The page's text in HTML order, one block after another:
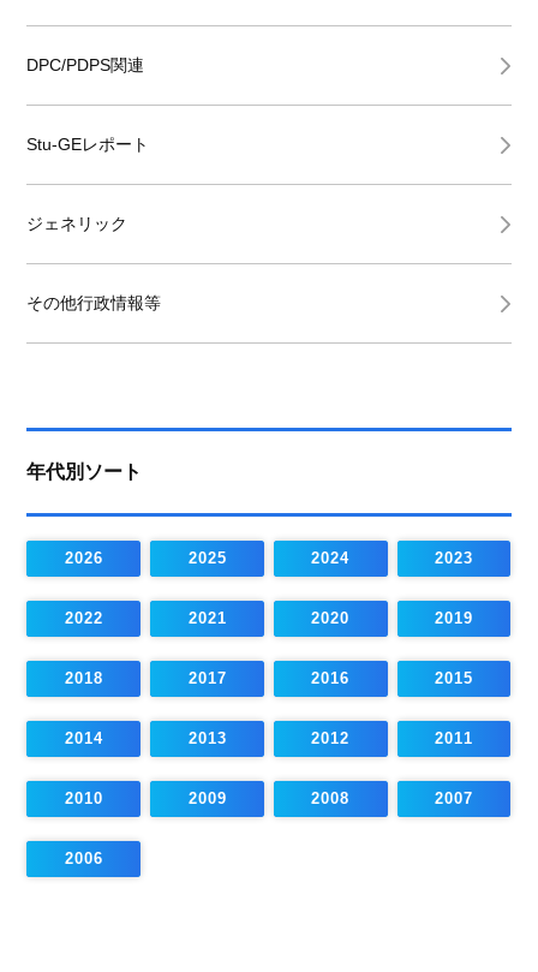
DPC/PDPS関連
Stu-GEレポート
ジェネリック
その他行政情報等
年代別ソート
2026 2025 2024 2023
2022 2021 2020 2019
2018 2017 2016 2015
2014 2013 2012 2011
2010 2009 2008 2007
2006